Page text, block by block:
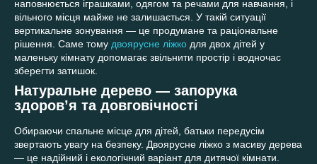
наповнюється іграшками, одягом та речами для навчання, і
вільного місця майже не залишається. У такій ситуації
вертикальне зонування — це продумане та раціональне
рішення. Саме тому двоярусне ліжко для двох дітей у
маленьку кімнату допомагає звільнити простір і водночас
зберегти затишок.
Натуральне дерево — запорука
здоров’я та довговічності
Обираючи спальне місце для дітей, батьки передусім
звертають увагу на безпеку. Двоярусне ліжко з масиву дерева
— це надійний і екологічний варіант для дитячої кімнати.